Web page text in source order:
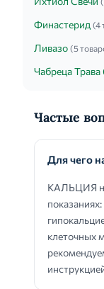
Финастерид (4
Ливазо (5
Чабреца
Частые
Для чего
КАЛЬЦИЯ
клеточных